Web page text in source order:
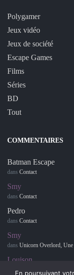
Polygamer
Jeux vidéo
Jeux de société
Escape Games
Films
Séries
BD
Tout
COMMENTAIRES
Batman Escape
dans Contact
Smy
dans Contact
Pedro
dans Contact
Smy
dans Unicorn Overlord, Une
Louison
dans Retour sur… Hotel
En poursuivant